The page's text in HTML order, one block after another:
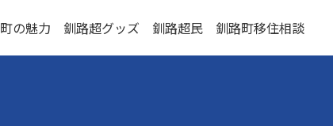
の魅力 釧路超グッズ 釧路超民 釧路町移住相談